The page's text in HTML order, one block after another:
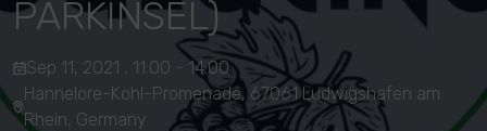
PARKINSEL)
Sep 11, 2021 , 11:00 - 14:00
Hannelore-Kohl-Promenade, 67061 Ludwigshafen am
Rhein, Germany